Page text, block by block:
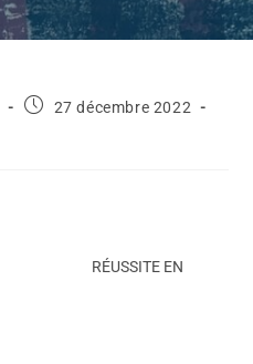
27 décembre 2022
EN